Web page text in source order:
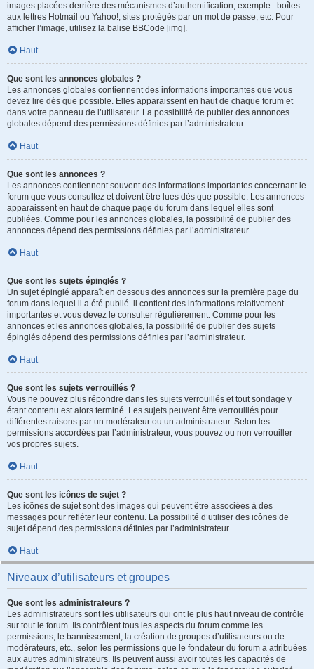
images placées derrière des mécanismes d’authentification, exemple : boîtes
aux lettres Hotmail ou Yahoo!, sites protégés par un mot de passe, etc. Pour
afficher l’image, utilisez la balise BBCode [img].
Haut
Que sont les annonces globales ?
Les annonces globales contiennent des informations importantes que vous
devez lire dès que possible. Elles apparaissent en haut de chaque forum et
dans votre panneau de l’utilisateur. La possibilité de publier des annonces
globales dépend des permissions définies par l’administrateur.
Haut
Que sont les annonces ?
Les annonces contiennent souvent des informations importantes concernant le
forum que vous consultez et doivent être lues dès que possible. Les annonces
apparaissent en haut de chaque page du forum dans lequel elles sont
publiées. Comme pour les annonces globales, la possibilité de publier des
annonces dépend des permissions définies par l’administrateur.
Haut
Que sont les sujets épinglés ?
Un sujet épinglé apparaît en dessous des annonces sur la première page du
forum dans lequel il a été publié. il contient des informations relativement
importantes et vous devez le consulter régulièrement. Comme pour les
annonces et les annonces globales, la possibilité de publier des sujets
épinglés dépend des permissions définies par l’administrateur.
Haut
Que sont les sujets verrouillés ?
Vous ne pouvez plus répondre dans les sujets verrouillés et tout sondage y
étant contenu est alors terminé. Les sujets peuvent être verrouillés pour
différentes raisons par un modérateur ou un administrateur. Selon les
permissions accordées par l’administrateur, vous pouvez ou non verrouiller
vos propres sujets.
Haut
Que sont les icônes de sujet ?
Les icônes de sujet sont des images qui peuvent être associées à des
messages pour refléter leur contenu. La possibilité d’utiliser des icônes de
sujet dépend des permissions définies par l’administrateur.
Haut
Niveaux d’utilisateurs et groupes
Que sont les administrateurs ?
Les administrateurs sont les utilisateurs qui ont le plus haut niveau de contrôle
sur tout le forum. Ils contrôlent tous les aspects du forum comme les
permissions, le bannissement, la création de groupes d’utilisateurs ou de
modérateurs, etc., selon les permissions que le fondateur du forum a attribuées
aux autres administrateurs. Ils peuvent aussi avoir toutes les capacités de